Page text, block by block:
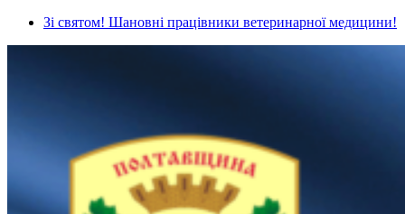
Зі святом! Шановні працівники ветеринарної медицини!